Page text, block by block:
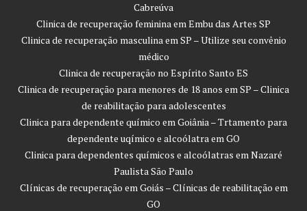
Cabreúva
Clinica de recuperação feminina em Embu das Artes SP
Clinica de recuperação masculina em SP – Utilize seu convênio
médico
Clinica de recuperação no Espírito Santo ES
Clinica de recuperação para menores de 18 anos em SP – Clinica
de reabilitação para adolescentes
Clinica para dependente químico em Goiânia – Trtamento para
dependente uqímico e alcoólatra em GO
Clinica para dependentes químicos e alcoólatras em Nazaré
Paulista São Paulo
Clínicas de recuperação em Goiás – Clínicas de reabilitação em
GO